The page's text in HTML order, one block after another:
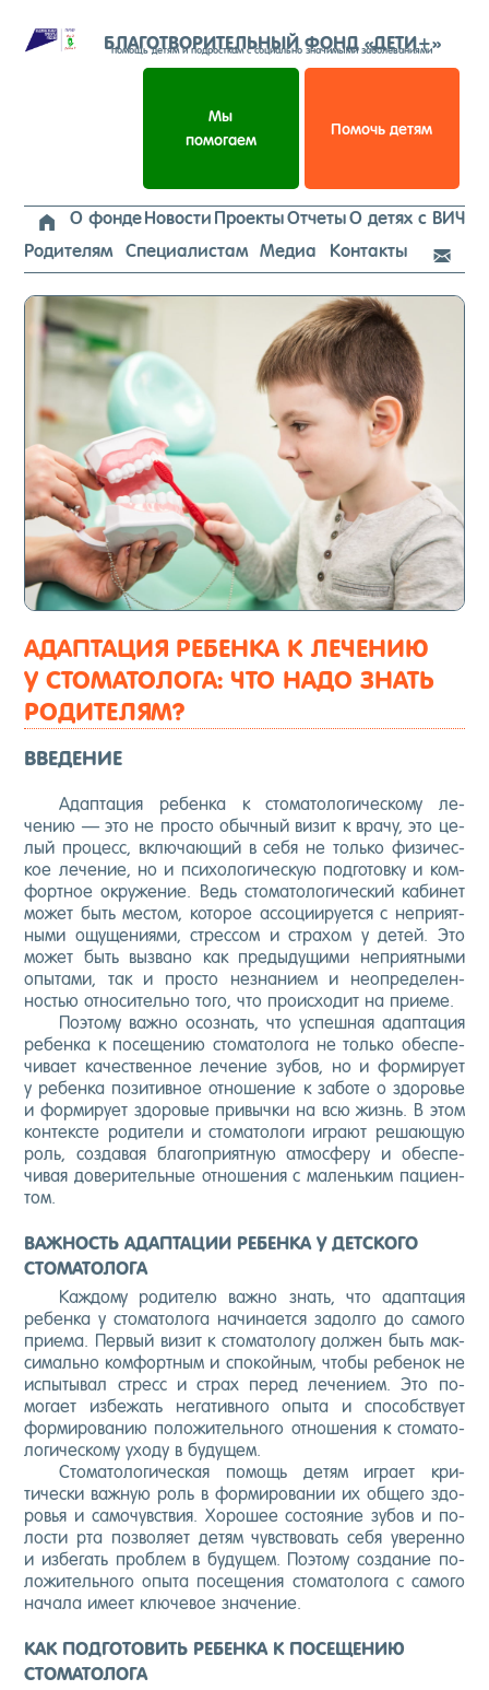
к
содержимому
БЛАГОТВОРИТЕЛЬНЫЙ ФОНД «ДЕТИ+»
помощь детям и подросткам с социально значимыми заболеваниями
Мы
помогаем
Помочь детям
 О фондеНовости ПроектыОтчетыО детях с ВИЧ
Родителям
Специалистам Медиа Контакты 
АДАПТАЦИЯ РЕБЕНКА К ЛЕЧЕНИЮ
У СТОМАТОЛОГА: ЧТО НАДО ЗНАТЬ
РОДИТЕЛЯМ?
ВВЕДЕНИЕ
Адап­та­ция ре­бен­ка к сто­мато­логи­чес­ко­му ле­
чению — это не прос­то обыч­ный ви­зит к вра­чу, это це­
лый про­цесс, вклю­ча­ющий в се­бя не толь­ко фи­зичес­
кое ле­чение, но и пси­холо­гичес­кую под­го­тов­ку и ком­
фор­тное ок­ру­жение. Ведь сто­мато­логи­чес­кий ка­бинет
мо­жет быть мес­том, ко­торое ас­со­ци­иру­ет­ся с неп­ри­ят­
ны­ми ощу­щени­ями, стрес­сом и стра­хом у де­тей. Это
мо­жет быть выз­ва­но как пре­дыду­щими неп­ри­ят­ны­ми
опы­тами, так и прос­то нез­на­ни­ем и не­оп­ре­делен­
ностью от­но­ситель­но то­го, что про­ис­хо­дит на при­еме.
По­это­му важ­но осоз­нать, что ус­пешная адап­та­ция
ре­бен­ка к по­сеще­нию сто­мато­лога не толь­ко обес­пе­
чива­ет ка­чес­твен­ное ле­чение зу­бов, но и фор­ми­ру­ет
у ре­бен­ка по­зитив­ное от­но­шение к за­боте о здо­ровье
и фор­ми­ру­ет здо­ровые при­выч­ки на всю жизнь. В этом
кон­тек­сте ро­дите­ли и сто­мато­логи иг­ра­ют ре­ша­ющую
роль, соз­да­вая бла­гоп­ри­ят­ную ат­мосфе­ру и обес­пе­
чивая до­вери­тель­ные от­но­шения с ма­лень­ким па­ци­ен­
том.
ВАЖНОСТЬ АДАПТАЦИИ РЕБЕНКА У ДЕТСКОГО
СТОМАТОЛОГА
Каж­до­му ро­дите­лю важ­но знать, что адап­та­ция
ре­бен­ка у сто­мато­лога на­чина­ет­ся за­дол­го до са­мого
при­ема. Пер­вый ви­зит к сто­мато­логу дол­жен быть мак­
си­маль­но ком­фор­тным и спо­кой­ным, что­бы ре­бенок не
ис­пы­тывал стресс и страх пе­ред ле­чени­ем. Это по­
мога­ет из­бе­жать не­гатив­но­го опы­та и спо­собс­тву­ет
фор­ми­рова­нию по­ложи­тель­но­го от­но­шения к сто­мато­
логи­чес­ко­му ухо­ду в бу­дущем.
Сто­мато­логи­чес­кая по­мощь де­тям иг­ра­ет кри­
тичес­ки важ­ную роль в фор­ми­рова­нии их об­ще­го здо­
ровья и са­мочувс­твия. Хо­рошее сос­то­яние зу­бов и по­
лос­ти рта поз­во­ля­ет де­тям чувс­тво­вать се­бя уве­рен­но
и из­бе­гать проб­лем в бу­дущем. По­это­му соз­да­ние по­
ложи­тель­но­го опы­та по­сеще­ния сто­мато­лога с са­мого
на­чала име­ет клю­чевое зна­чение.
КАК ПОДГОТОВИТЬ РЕБЕНКА К ПОСЕЩЕНИЮ
СТОМАТОЛОГА